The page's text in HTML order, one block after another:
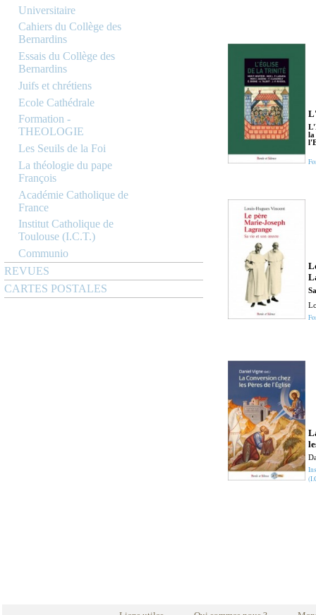
Universitaire
Cahiers du Collège des
Bernardins
Essais du Collège des
Bernardins
Juifs et chrétiens
Ecole Cathédrale
Formation -
THEOLOGIE
Les Seuils de la Foi
La théologie du pape
François
Académie Catholique de
France
Institut Catholique de
Toulouse (I.C.T.)
Communio
REVUES
CARTES POSTALES
la